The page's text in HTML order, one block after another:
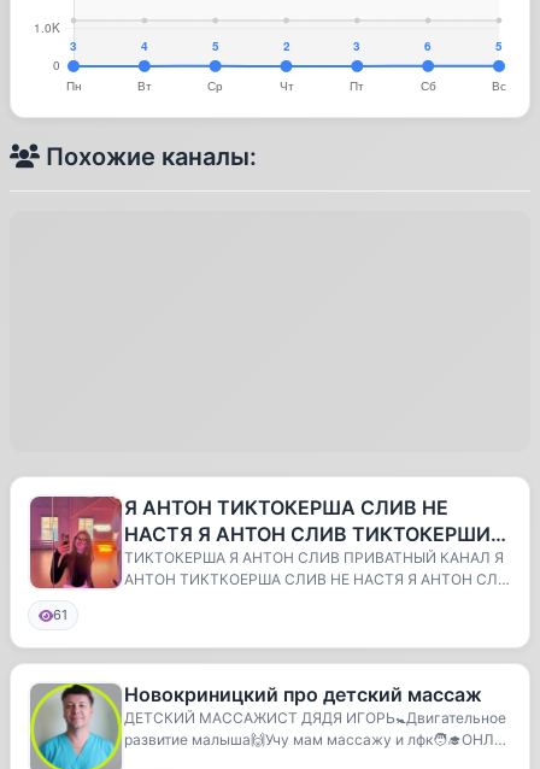
Похожие каналы:
Я АНТОН ТИКТОКЕРША СЛИВ НЕ
НАСТЯ Я АНТОН СЛИВ ТИКТОКЕРШИ
ПРИВАТНЫЙ КАНАЛ antonnenastyaaa
СЛИВ
ТИКТОКЕРША Я АНТОН СЛИВ ПРИВАТНЫЙ КАНАЛ Я
АНТОН ТИКТКОЕРША СЛИВ НЕ НАСТЯ Я АНТОН СЛИ
61
Новокриницкий про детский массаж
ДЕТСКИЙ МАССАЖИСТ ДЯДЯ ИГОРЬ🚼Двигательное
развитие малыша🙌Учу мам массажу и лфк🧑‍🎓ОНЛА